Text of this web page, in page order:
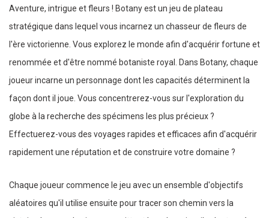
Aventure, intrigue et fleurs ! Botany est un jeu de plateau
stratégique dans lequel vous incarnez un chasseur de fleurs de
l'ère victorienne. Vous explorez le monde afin d'acquérir fortune et
renommée et d'être nommé botaniste royal. Dans Botany, chaque
joueur incarne un personnage dont les capacités déterminent la
façon dont il joue. Vous concentrerez-vous sur l'exploration du
globe à la recherche des spécimens les plus précieux ?
Effectuerez-vous des voyages rapides et efficaces afin d'acquérir
rapidement une réputation et de construire votre domaine ?
Chaque joueur commence le jeu avec un ensemble d'objectifs
aléatoires qu'il utilise ensuite pour tracer son chemin vers la